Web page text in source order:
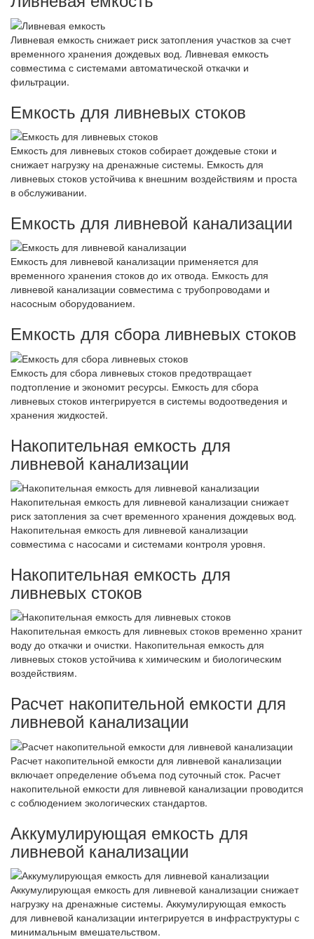
Ливневая емкость снижает риск затопления участков за счет
временного хранения дождевых вод. Ливневая емкость
совместима с системами автоматической откачки и
фильтрации.
Емкость для ливневых стоков
Емкость для ливневых стоков собирает дождевые стоки и
снижает нагрузку на дренажные системы. Емкость для
ливневых стоков устойчива к внешним воздействиям и проста
в обслуживании.
Емкость для ливневой канализации
Емкость для ливневой канализации применяется для
временного хранения стоков до их отвода. Емкость для
ливневой канализации совместима с трубопроводами и
насосным оборудованием.
Емкость для сбора ливневых стоков
Емкость для сбора ливневых стоков предотвращает
подтопление и экономит ресурсы. Емкость для сбора
ливневых стоков интегрируется в системы водоотведения и
хранения жидкостей.
Накопительная емкость для
ливневой канализации
Накопительная емкость для ливневой канализации снижает
риск затопления за счет временного хранения дождевых вод.
Накопительная емкость для ливневой канализации
совместима с насосами и системами контроля уровня.
Накопительная емкость для
ливневых стоков
Накопительная емкость для ливневых стоков временно хранит
воду до откачки и очистки. Накопительная емкость для
ливневых стоков устойчива к химическим и биологическим
воздействиям.
Расчет накопительной емкости для
ливневой канализации
Расчет накопительной емкости для ливневой канализации
включает определение объема под суточный сток. Расчет
накопительной емкости для ливневой канализации проводится
с соблюдением экологических стандартов.
Аккумулирующая емкость для
ливневой канализации
Аккумулирующая емкость для ливневой канализации снижает
нагрузку на дренажные системы. Аккумулирующая емкость
для ливневой канализации интегрируется в инфраструктуры с
минимальным вмешательством.